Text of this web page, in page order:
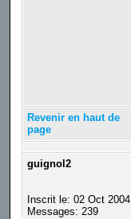
Revenir en haut de
page
guignol2
Inscrit le: 02 Oct 2004
Messages: 239